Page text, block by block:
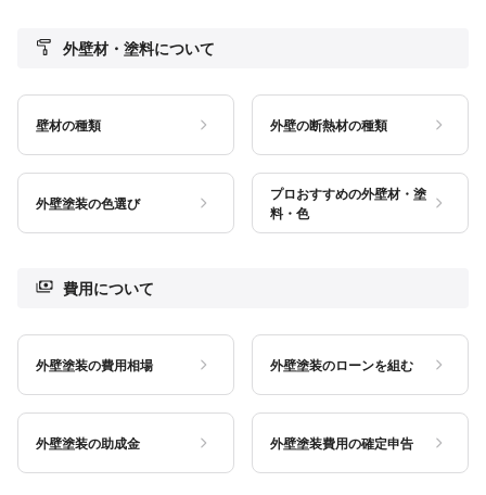
外壁材・塗料について
壁材の種類 外壁の断熱材の種類
外壁塗装の色選び
プロおすすめの外壁材・塗
料・色
費用について
外壁塗装の費用相場 外壁塗装のローンを組む
外壁塗装の助成金 外壁塗装費用の確定申告